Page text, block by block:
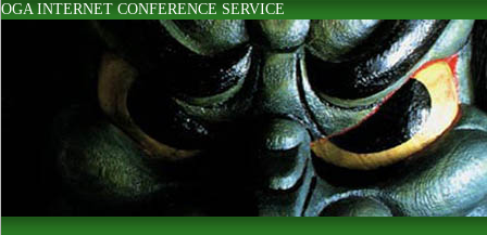
OGA INTERNET CONFERENCE SERVICE